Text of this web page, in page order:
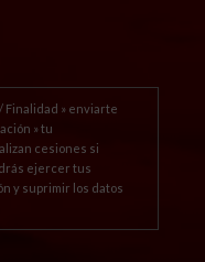
Finalidad » enviarte
» tu
cesiones si
ejercer tus
y suprimir los datos